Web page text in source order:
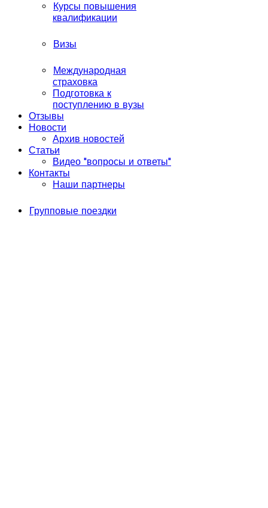
Курсы повышения
квалификации
Визы
Международная
страховка
Подготовка к
поступлению в вузы
Отзывы
Новости
Архив новостей
Статьи
Видео "вопросы и ответы"
Контакты
Наши партнеры
Групповые поездки